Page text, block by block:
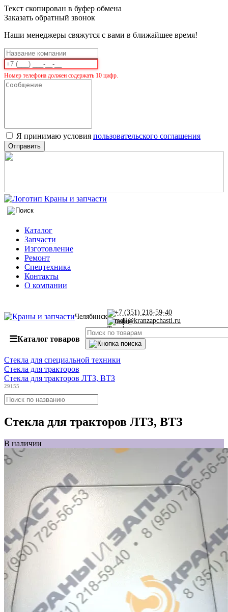
Текст скопирован в буфер обмена
Заказать обратный звонок
Наши менеджеры свяжутся с вами в ближайшее время!
Номер телефона должен содержать 10 цифр.
Я принимаю условия пользовательского соглашения
Отправить
Каталог
Запчасти
Изготовление
Ремонт
Спецтехника
Контакты
О компании
Челябинск
+7 (351) 218-59-40
mail@kranzapchasti.ru
☰Каталог товаров
Стекла для специальной техники
Стекла для тракторов
Стекла для тракторов ЛТЗ, ВТЗ
29155
Стекла для тракторов ЛТЗ, ВТЗ
В наличии